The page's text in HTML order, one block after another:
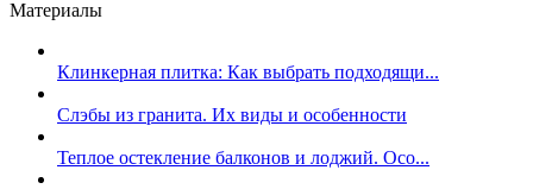
Материалы
Клинкерная плитка: Как выбрать подходящи...
Слэбы из гранита. Их виды и особенности
Теплое остекление балконов и лоджий. Осо...